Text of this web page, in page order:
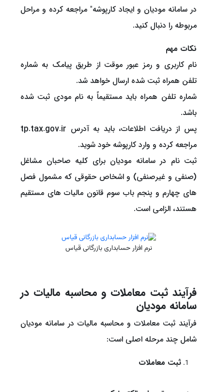
در سامانه مودیان و ایجاد کارپوشه" مراجعه کرده و مراحل
مربوطه را دنبال کنید.
نکات مهم
نام کاربری و رمز عبور موقت از طریق پیامک به شماره
تلفن همراه ثبت شده ارسال خواهد شد.
شماره تلفن همراه باید مستقیماً به نام مودی ثبت شده
باشد.
پس از دریافت اطلاعات، باید به آدرس tp.tax.gov.ir
مراجعه کرده و وارد کارپوشه خود شوید.
ثبت نام در سامانه مودیان برای کلیه صاحبان مشاغل
(صنفی و غیرصنفی) و اشخاص حقوقی که مشمول فصل
های چهارم و پنجم باب سوم قانون مالیات های مستقیم
هستند، الزامی است.
نرم افزار حسابداری بازرگانی قیاس
فرآیند ثبت معاملات و محاسبه مالیات در
سامانه مودیان
فرآیند ثبت معاملات و محاسبه مالیات در سامانه مودیان
شامل چند مرحله اصلی است:
ثبت معاملات